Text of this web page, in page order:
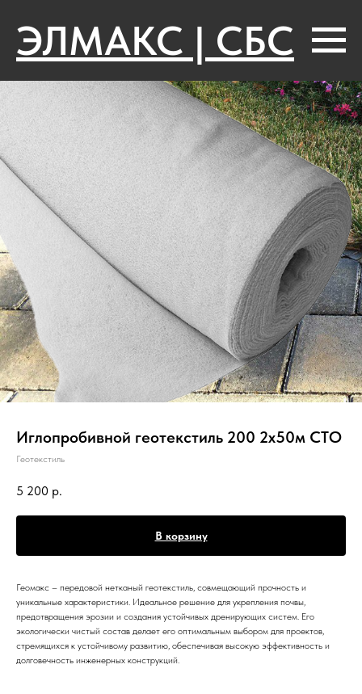
ЭЛМАКС | СБС
Иглопробивной геотекстиль 200 2х50м СТО
Геотекстиль
5 200 р.
В корзину
Геомакс – передовой нетканый геотекстиль, совмещающий прочность и
уникальные характеристики. Идеальное решение для укрепления почвы,
предотвращения эрозии и создания устойчивых дренирующих систем. Его
экологически чистый состав делает его оптимальным выбором для проектов,
стремящихся к устойчивому развитию, обеспечивая высокую эффективность и
долговечность инженерных конструкций.